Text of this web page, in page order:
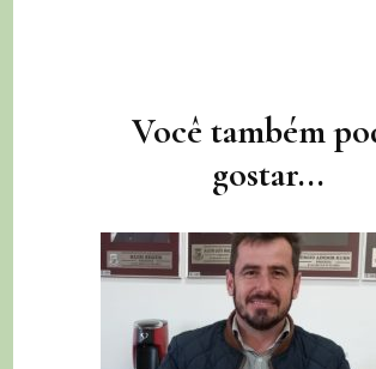
NavegaçãoVocê também
gostar...